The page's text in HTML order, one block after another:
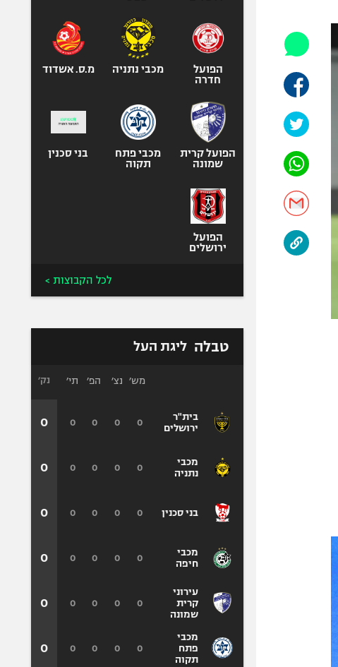
אופניים
ספורט מוטורי
כדורמים
בייסבול MLB
ספורט אתגרי
אומנויות לחימה
הפועל
חדרה
מכבי נתניה מ.ס. אשדוד
הפועל קרית
שמונה
מכבי פתח
תקוה
בני סכנין
הפועל
ירושלים
לכל הקבוצות >
טבלה ליגת העל
בית"ר
ירושלים
מכבי
נתניה
בני סכנין
מכבי
חיפה
עירוני
קרית
שמונה
מכבי
פתח
תקוה
מש׳ נצ׳ הפ׳ תי׳
0
0
0
0
0
0
0
0
0
0
0
0
0
0
0
0
0
0
0
0
0
0
0
0
נק׳
0
0
0
0
0
0